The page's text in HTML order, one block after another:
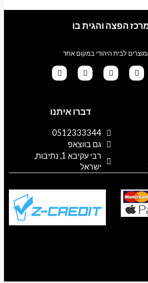
הפצה והגית בו
לבית היהודי במקום אחד
o
k
o
l
e
דברו איתנו
0512333344
גם בווצאפ
רבי עקיבא 1, נתיבות,
ישראל